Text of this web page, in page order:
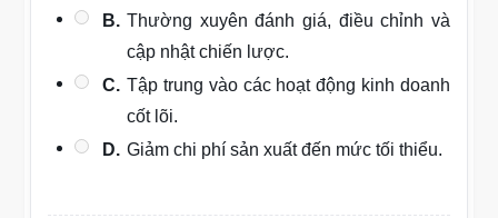
B. Thường xuyên đánh giá, điều chỉnh và
cập nhật chiến lược.
C. Tập trung vào các hoạt động kinh doanh
cốt lõi.
D. Giảm chi phí sản xuất đến mức tối thiểu.